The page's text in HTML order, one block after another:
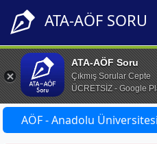
ATA-AÖF SORU
ATA-AÖF Soru
Çıkmış Sorular Cepte
ÜCRETSİZ - Google
AÖF - Anadolu Üniversitesi